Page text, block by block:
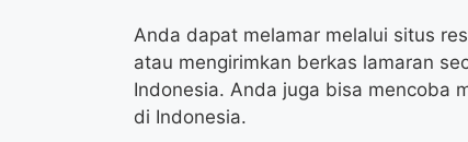
Anda dapat melamar melalui situs
atau mengirimkan berkas lamaran
Indonesia. Anda juga bisa mencoba
di Indonesia.